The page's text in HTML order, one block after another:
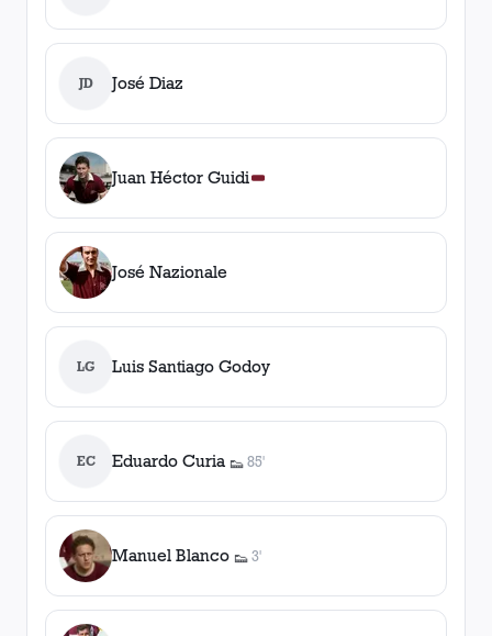
JD José Diaz
Juan Héctor Guidi
José Nazionale
LG Luis Santiago Godoy
EC Eduardo Curia 👟
1asistencia
85'
Manuel Blanco 👟
1asistencia
3'